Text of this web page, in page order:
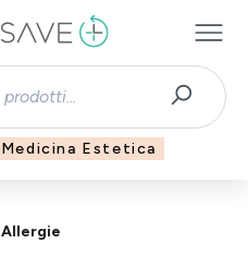
Medicina Estetica
Allergie